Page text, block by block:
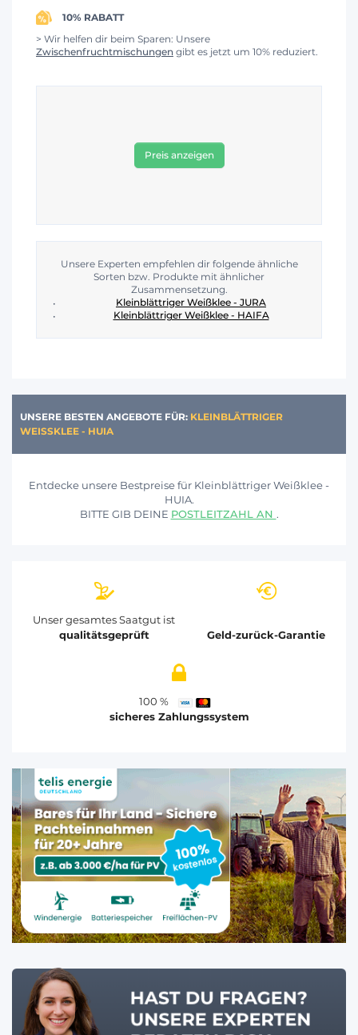
10% RABATT
> Wir helfen dir beim Sparen: Unsere
Zwischenfruchtmischungen gibt es jetzt um 10% reduziert.
Preis anzeigen
Unsere Experten empfehlen dir folgende ähnliche
Sorten bzw. Produkte mit ähnlicher
Zusammensetzung.
Kleinblättriger Weißklee - JURA
Kleinblättriger Weißklee - HAIFA
UNSERE BESTEN ANGEBOTE FÜR: KLEINBLÄTTRIGER
WEISSKLEE - HUIA
Entdecke unsere Bestpreise für Kleinblättriger Weißklee -
HUIA.
BITTE GIB DEINE POSTLEITZAHL AN .
Unser gesamtes Saatgut ist
qualitätsgeprüft
Geld-zurück-Garantie
100 %
sicheres Zahlungssystem